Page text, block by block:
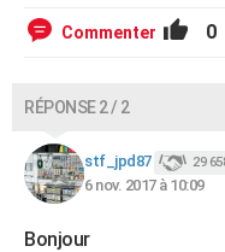
Commenter 0
RÉPONSE 2 / 2
stf_jpd87 29
6 nov. 2017 à 10:09
Bonjour